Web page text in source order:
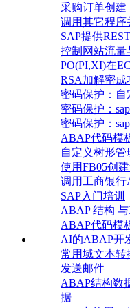
采购订单创建
调用其它程
SAP提供
控制网站流量
PO(PI,XI)在
RSA加解密成
密码保护：自
密码保护：
密码保护：
ABAP代码模
自定义树形管
使用FB05创
调用工商银行
SAP入门培训
ABAP 结构
ABAP代码模
AI的ABAP开
常用域文本转
发送邮件
ABAP结构数
据